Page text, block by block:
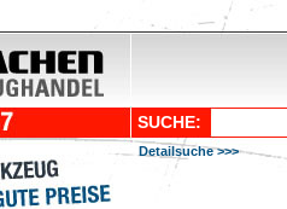
SUCHE:
Detailsuche >>>